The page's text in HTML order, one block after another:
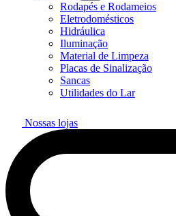
Rodapés e Rodameios
Eletrodomésticos
Hidráulica
Iluminação
Material de Limpeza
Placas de Sinalização
Sancas
Utilidades do Lar
Nossas lojas